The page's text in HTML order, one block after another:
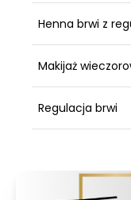
Henna brwi z
Makijaż
Regulacja brwi